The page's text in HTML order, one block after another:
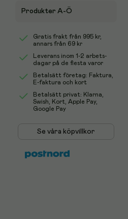
Produkter A-Ö
Gratis frakt från 995 kr,
annars från 69 kr
Leverans inom 1-2 arbets-
dagar på de flesta varor
Betalsätt företag: Faktura,
E-faktura och kort
Betalsätt privat: Klarna,
Swish, Kort, Apple Pay,
Google Pay
Se våra köpvillkor